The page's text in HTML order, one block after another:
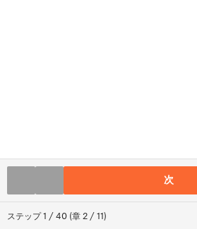
ステップ1 /40 (章 2 /11)
次